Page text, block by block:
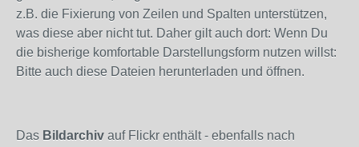
z.B. die Fixierung von Zeilen und Spalten unterstützen,
was diese aber nicht tut. Daher gilt auch dort: Wenn Du
die bisherige komfortable Darstellungsform nutzen willst:
Bitte auch diese Dateien herunterladen und öffnen.
Das Bildarchiv auf Flickr enthält - ebenfalls nach